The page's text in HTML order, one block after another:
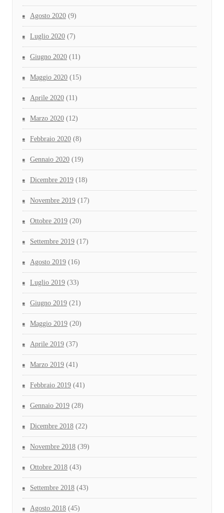
Agosto 2020 (9)
Luglio 2020 (7)
Giugno 2020 (11)
Maggio 2020 (15)
Aprile 2020 (11)
Marzo 2020 (12)
Febbraio 2020 (8)
Gennaio 2020 (19)
Dicembre 2019 (18)
Novembre 2019 (17)
Ottobre 2019 (20)
Settembre 2019 (17)
Agosto 2019 (16)
Luglio 2019 (33)
Giugno 2019 (21)
Maggio 2019 (20)
Aprile 2019 (37)
Marzo 2019 (41)
Febbraio 2019 (41)
Gennaio 2019 (28)
Dicembre 2018 (22)
Novembre 2018 (39)
Ottobre 2018 (43)
Settembre 2018 (43)
Agosto 2018 (45)